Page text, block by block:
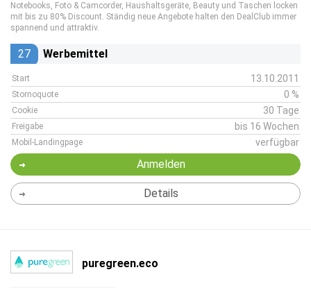
Notebooks, Foto & Camcorder, Haushaltsgeräte, Beauty und Taschen locken
mit bis zu 80% Discount. Ständig neue Angebote halten den DealClub immer
spannend und attraktiv.
27 Werbemittel
Start 13.10.2011
Stornoquote 0 %
Cookie 30 Tage
Freigabe bis 16 Wochen
Mobil-Landingpage verfügbar
Anmelden
Details
puregreen.eco